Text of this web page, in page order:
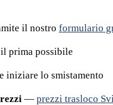
il nostro formulario
il prima possibile
iniziare lo smistamento
— prezzi trasloco